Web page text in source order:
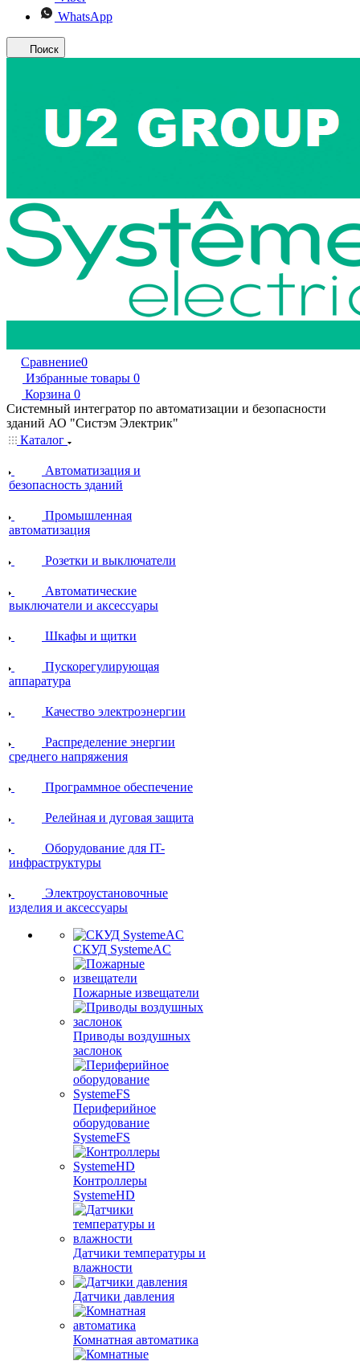
WhatsApp
Поиск
Сравнение0
Избранные товары 0
Корзина 0
Системный интегратор по автоматизации и безопасности
зданий АО "Систэм Электрик"
Каталог
Автоматизация и
безопасность зданий
Промышленная
автоматизация
Розетки и выключатели
Автоматические
выключатели и аксессуары
Шкафы и щитки
Пускорегулирующая
аппаратура
Качество электроэнергии
Распределение энергии
среднего напряжения
Программное обеспечение
Релейная и дуговая защита
Оборудование для IT-
инфраструктуры
Электроустановочные
изделия и аксессуары
СКУД SystemeAC
Пожарные извещатели
Приводы воздушных
заслонок
Периферийное
оборудование
SystemeFS
Контроллеры
SystemeHD
Датчики температуры и
влажности
Датчики давления
Комнатная автоматика